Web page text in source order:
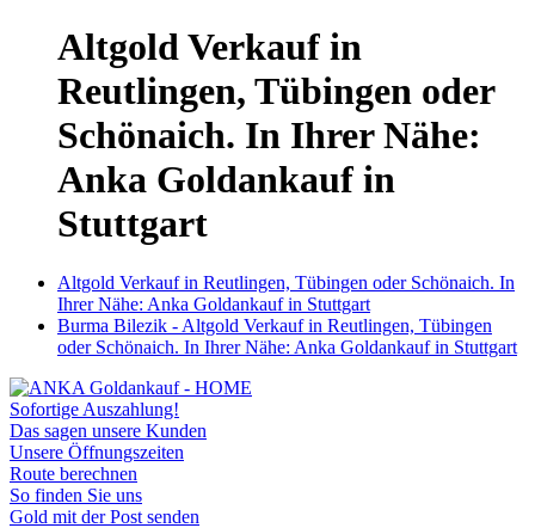
Altgold Verkauf in
Reutlingen, Tübingen oder
Schönaich. In Ihrer Nähe:
Anka Goldankauf in
Stuttgart
Altgold Verkauf in Reutlingen, Tübingen oder Schönaich. In
Ihrer Nähe: Anka Goldankauf in Stuttgart
Burma Bilezik - Altgold Verkauf in Reutlingen, Tübingen
oder Schönaich. In Ihrer Nähe: Anka Goldankauf in Stuttgart
Sofortige Auszahlung!
Das sagen unsere Kunden
Unsere Öffnungszeiten
Route berechnen
So finden Sie uns
Gold mit der Post senden